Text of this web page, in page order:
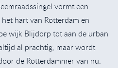
vormt een
hart van Rotterdam en
wijk Blijdorp tot aan de urban
al prachtig, maar wordt
de Rotterdammer van nu.